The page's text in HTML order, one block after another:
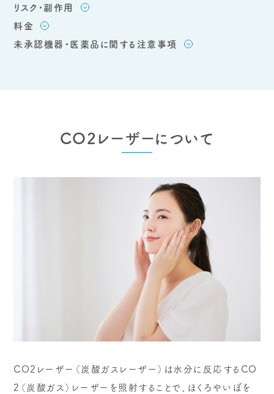
リスク・副作用
料金
未承認機器・医薬品に関する注意事項
CO2レーザーについて
CO2レーザー（炭酸ガスレーザー）は水分に反応するCO
2（炭酸ガス）レーザーを照射することで、ほくろやいぼを